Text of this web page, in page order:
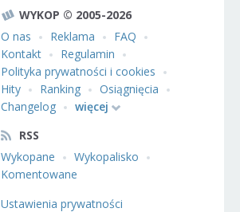
WYKOP © 2005-2026
O nas
Reklama
FAQ
Kontakt
Regulamin
Polityka prywatności i cookies
Hity
Ranking
Osiągnięcia
Changelog
więcej
RSS
Wykopane
Wykopalisko
Komentowane
Ustawienia prywatności